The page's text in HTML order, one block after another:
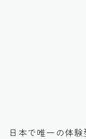
日本で唯一の体